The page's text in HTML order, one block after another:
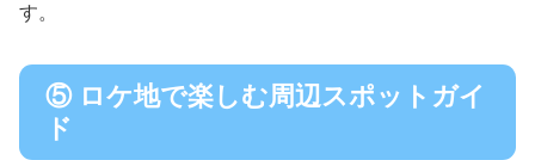
す。
⑤ ロケ地で楽しむ周辺スポットガイ
ド